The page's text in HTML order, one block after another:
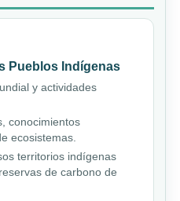
Pueblos Indígenas
y actividades
conocimientos
ecosistemas.
territorios indígenas
de carbono de